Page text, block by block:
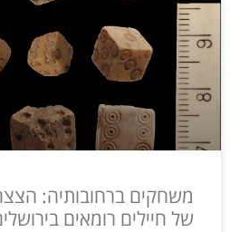
משחקים ברחובותיה:
של חיילים רומאים